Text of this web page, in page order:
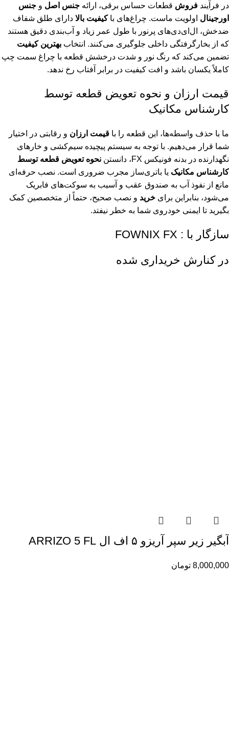
در فرآیند فروش قطعات حساس برقی، ارائه جنس اصل و جنس
اورجینال اولویت ماست. چراغ‌های باکیفیت بالا دارای طلق شفاف
ضدخش، ال‌ای‌دی‌های پرنور با طول عمر زیاد و آب‌بندی دقیق هستند
که از بخارگرفتگی داخلی جلوگیری می‌کنند. انتخاب بهترین کیفیت
تضمین می‌کند که رنگ نور و شدت درخشش قطعه با چراغ سمت چپ
کاملاً یکسان باشد و افت کیفیت در برابر آفتاب رخ ندهد.
قیمت ارزان و نحوه تعویض قطعه توسط
کارشناس مکانیک
ما با حذف واسطه‌ها، این قطعه را با قیمت ارزان و رقابتی در اختیار
شما قرار می‌دهیم. با توجه به سیستم پیچیده سیم‌کشی و خارهای
نگهدارنده در بدنه فونیکس FX، دانستن
نحوه تعویض قطعه توسط
کارشناس مکانیک یا باتری‌ساز مجرب ضروری است. نصب حرفه‌ای
مانع از نفوذ آب به صندوق عقب و آسیب به سوکت‌های فابریک
می‌شود، بنابراین برای خرید و نصب صحیح، حتماً از متخصصین کمک
بگیرید تا ایمنی خودروی شما به خطر نیفتد.
سازگار با : FOWNIX FX
در کنارش خریداری شده
آبگیر زیر سپر آریزو ۵ اف ال ARRIZO 5 FL
8,000,000 تومان